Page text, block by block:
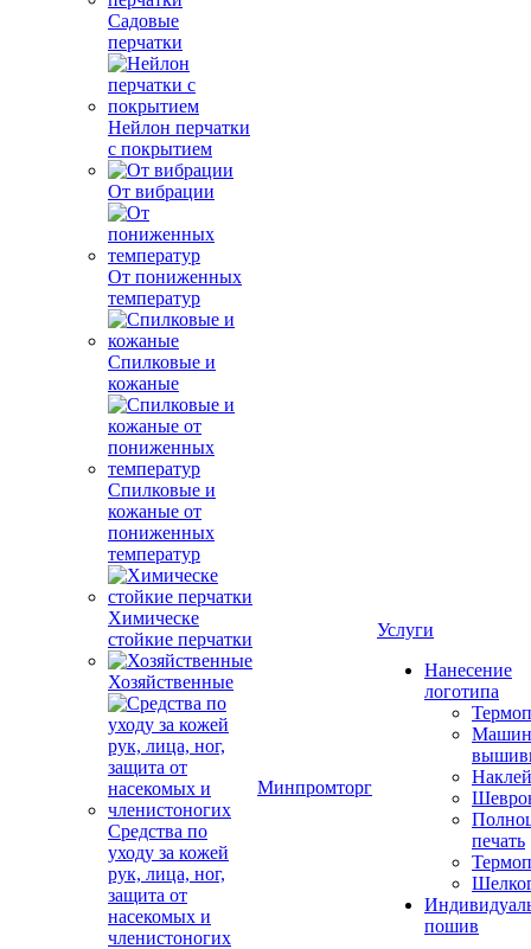
Садовые
перчатки
Нейлон перчатки
с покрытием
От вибрации
От пониженных
температур
Спилковые и
кожаные
Спилковые и
кожаные от
пониженных
температур
Химическе
стойкие перчатки
Хозяйственные
Средства по
уходу за кожей
рук, лица, ног,
защита от
насекомых и
членистоногих
Минпромторг
Услуги
Нанесение
логотипа
печать
пошив